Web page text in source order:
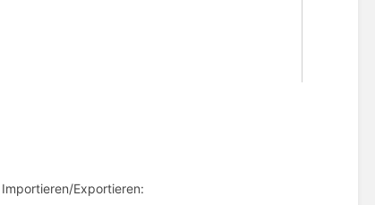
Exportieren: